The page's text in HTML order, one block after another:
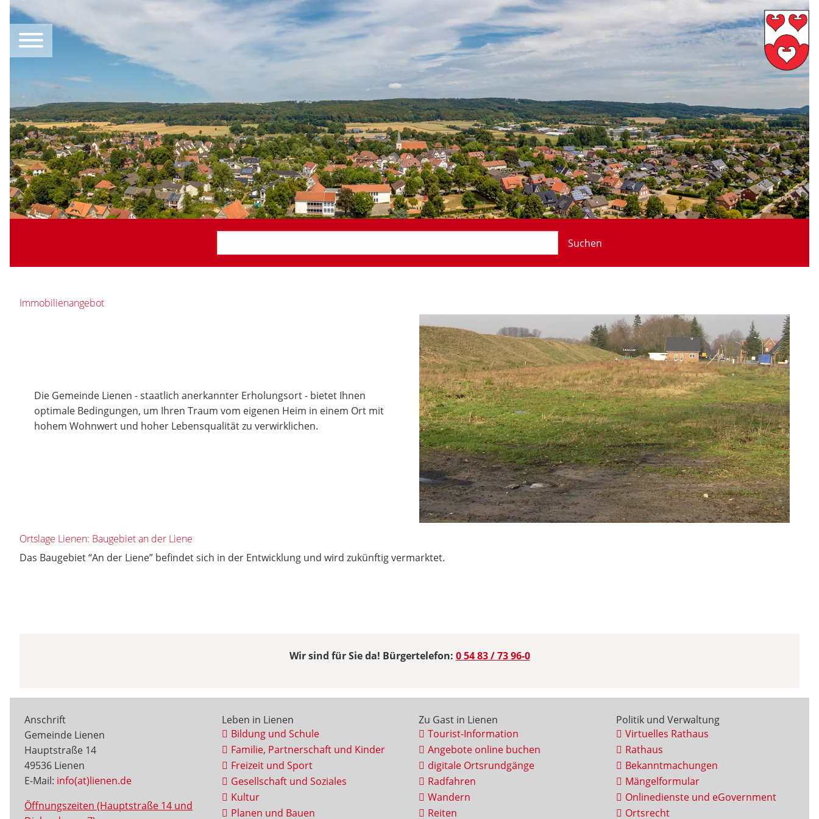
Suchen
Immobilienangebot
Die Gemeinde Lienen - staatlich anerkannter Erholungsort - bietet Ihnen
optimale Bedingungen, um Ihren Traum vom eigenen Heim in einem Ort mit
hohem Wohnwert und hoher Lebensqualität zu verwirklichen.
Ortslage Lienen: Baugebiet an der Liene
Das Baugebiet “An der Liene” befindet sich in der Entwicklung und wird zukünftig vermarktet.
Wir sind für Sie da! Bürgertelefon: 0 54 83 / 73 96-0
Anschrift
Gemeinde Lienen
Hauptstraße 14
49536 Lienen
E-Mail: info(at)lienen.de
Öffnungszeiten (Hauptstraße 14 und
Leben in Lienen
Bildung und Schule
Familie, Partnerschaft und Kinder
Freizeit und Sport
Gesellschaft und Soziales
Kultur
Planen und Bauen
Zu Gast in Lienen
Tourist-Information
Angebote online buchen
digitale Ortsrundgänge
Radfahren
Wandern
Reiten
Politik und Verwaltung
Virtuelles Rathaus
Rathaus
Bekanntmachungen
Mängelformular
Onlinedienste und eGovernment
Ortsrecht